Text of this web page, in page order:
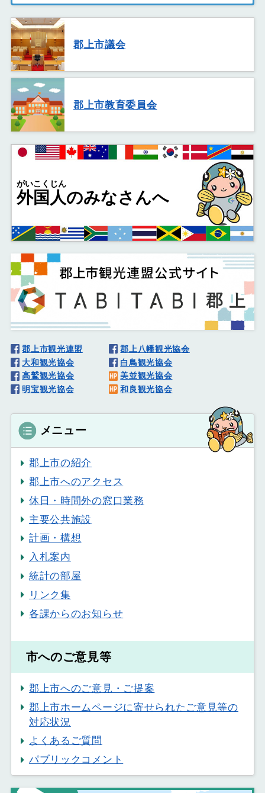
郡上市議会
郡上市教育委員会
外国人
がいこくじん
のみなさんへ
郡上市観光連盟
郡上八幡観光協会
大和観光協会
白鳥観光協会
高鷲観光協会
美並観光協会
明宝観光協会
和良観光協会
メニュー
郡上市の紹介
郡上市へのアクセス
休日・時間外の窓口業務
主要公共施設
計画・構想
入札案内
統計の部屋
リンク集
各課からのお知らせ
市へのご意見等
郡上市へのご意見・ご提案
郡上市ホームページに寄せられたご意見等の
対応状況
よくあるご質問
パブリックコメント